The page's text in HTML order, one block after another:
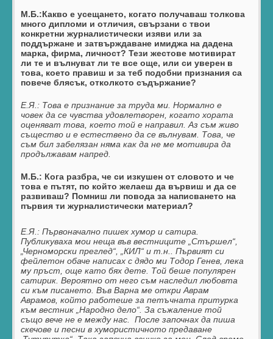
М.Б.:Какво е усещането, когато получаваш толкова
много дипломи и отличия, свързани с твои
конкретни журналистически изяви или за
поддържане и затвърждаване имиджа на дадена
марка, фирма, личност?Тези жестове мотивират
ли те и вълнуват ли те все още, или си уверен в
това, което правиш и за теб подобни признания са
повече блясък, отколкото съдържание?
Е.Я.: Това е признание за труда ми. Нормално е
човек да се чувства удовлетворен, когато хората
оценяват това, което той е направил. Аз съм живо
същество и е eстествено да се вълнувам. Това, че
съм бил забелязан няма как да не ме мотивира да
продължавам напред.
М.Б.: Кога разбра, че си изкушен от словото и че
това е пътят, по който желаеш да вървиш и да се
развиваш? Помниш ли повода за написването на
първия ти журналистически материал?
Е.Я.:Първоначално пишех хумор и сатира.
Публикуваха мои неща във вестниците „Стършел“,
„Черноморски преглед“, „КИЛ“ и т.н.. Първият си
фейлетон обаче написах с дядо ми Тодор Генев, лека
му пръст, още като бях дете. Той беше популярен
сатирик. Вероятно от него съм наследил любовта
си към писането. Във Варна ме откри Аврам
Аврамов, който работеше за петъчната притурка
към вестник „Народно дело“. За съжаление той
също вече не е между нас. После започнах да пиша
скечове и песни в хумористичното предаване